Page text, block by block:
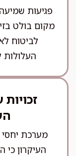
פגיעות
מקום בולט
לביטוח
מערכת
העיקרון